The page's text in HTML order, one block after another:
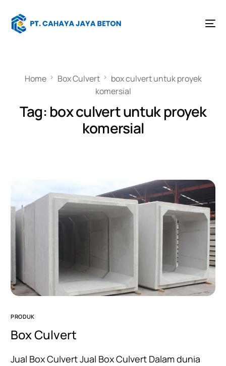
Home Box Culvert
box culvert untuk proyek
komersial
Tag: box culvert untuk proyek
komersial
PRODUK
Box Culvert
Jual Box Culvert Jual Box Culvert Dalam dunia